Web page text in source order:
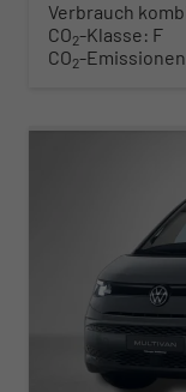
Verbrauch
CO2-Klasse: F
CO2-